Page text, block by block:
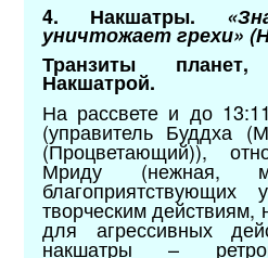
4. Накшатры.
уничтожает грехи»
Транзиты
Накшатрой.
На рассвете и до
(управитель Буддха
(Процветающий)),
Мриду (нежная,
благоприятствующих
творческим действиям,
для агрессивных
накшатры –